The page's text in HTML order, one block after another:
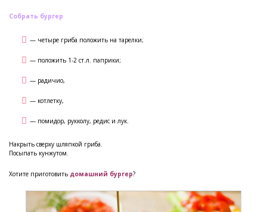
Собрать бургер
— четыре гриба положить на тарелки;
— положить 1-2 ст.л. паприки;
— радичио,
— котлетку,
— помидор, рукколу, редис и лук.
Накрыть сверху шляпкой гриба.
Посыпать кунжутом.
Хотите приготовить домашний бургер?